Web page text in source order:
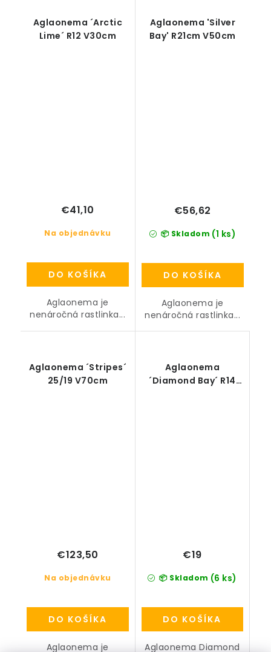
Aglaonema ´Arctic
Lime´ R12 V30cm
Na objednávku
€41,10
DO KOŠÍKA
Aglaonema je
nenáročná rastlinka...
Aglaonema 'Silver
Bay' R21cm V50cm
📦 Skladom (1 ks)
€56,62
DO KOŠÍKA
Aglaonema je
nenáročná rastlinka...
Aglaonema ´Stripes´
25/19 V70cm
Na objednávku
€123,50
DO KOŠÍKA
Aglaonema je
Aglaonema
´Diamond Bay´ R14
📦 Skladom (6 ks)
€19
DO KOŠÍKA
Aglaonema Diamond